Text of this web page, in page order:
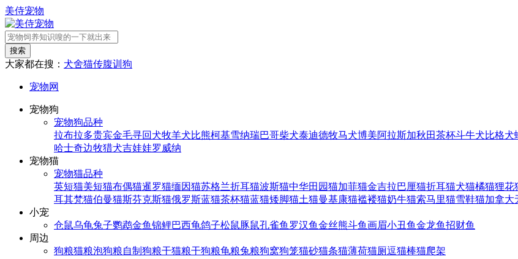
美侍宠物
搜索
大家都在搜： 犬舍猫传腹训狗
宠物网
宠物狗
宠物狗品种
拉布拉多贵宾金毛寻回犬牧羊犬比熊柯基雪纳瑞巴哥柴犬泰迪德牧马犬博美阿拉斯加秋田茶杯斗牛犬比格犬
哈士奇边牧猎犬吉娃娃罗威纳
宠物猫
宠物猫品种
英短猫美短猫布偶猫暹罗猫缅因猫苏格兰折耳猫波斯猫中华田园猫加菲猫金吉拉巴厘猫折耳猫犬猫橘猫狸花
耳其梵猫伯曼猫斯芬克斯猫俄罗斯蓝猫茶杯猫蓝猫矮脚猫土猫曼基康猫褴褛猫奶牛猫索马里猫雪鞋猫加拿大
小宠
仓鼠乌龟兔子鹦鹉金鱼锦鲤巴西龟鸽子松鼠豚鼠孔雀鱼 罗汉鱼金丝熊斗鱼画眉小丑鱼金龙鱼招财鱼
周边
狗粮猫粮泡狗粮自制狗粮干猫粮干狗粮龟粮兔粮狗窝狗笼猫砂猫条猫薄荷猫厕逗猫棒猫爬架